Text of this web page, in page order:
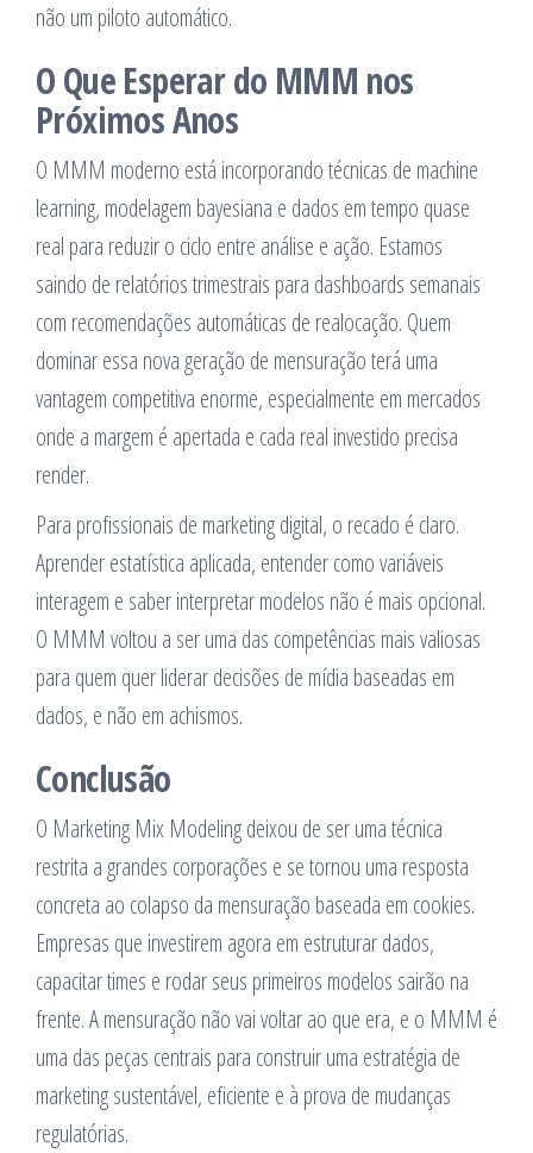
não um piloto automático.
O Que Esperar do MMM nos
Próximos Anos
O MMM moderno está incorporando técnicas de machine
learning, modelagem bayesiana e dados em tempo quase
real para reduzir o ciclo entre análise e ação. Estamos
saindo de relatórios trimestrais para dashboards semanais
com recomendações automáticas de realocação. Quem
dominar essa nova geração de mensuração terá uma
vantagem competitiva enorme, especialmente em mercados
onde a margem é apertada e cada real investido precisa
render.
Para profissionais de marketing digital, o recado é claro.
Aprender estatística aplicada, entender como variáveis
interagem e saber interpretar modelos não é mais opcional.
O MMM voltou a ser uma das competências mais valiosas
para quem quer liderar decisões de mídia baseadas em
dados, e não em achismos.
Conclusão
O Marketing Mix Modeling deixou de ser uma técnica
restrita a grandes corporações e se tornou uma resposta
concreta ao colapso da mensuração baseada em cookies.
Empresas que investirem agora em estruturar dados,
capacitar times e rodar seus primeiros modelos sairão na
frente. A mensuração não vai voltar ao que era, e o MMM é
uma das peças centrais para construir uma estratégia de
marketing sustentável, eficiente e à prova de mudanças
regulatórias.